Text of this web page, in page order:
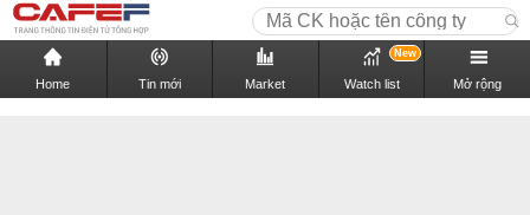
Home Tin mới Market Watch list
New
Mở rộng